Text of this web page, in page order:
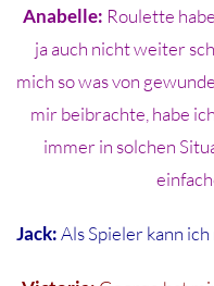
Anabelle: Roulette
ja auch nicht weiter
mich so was von
mir beibrachte, habe
immer in solchen
Jack:Als Spieler kann